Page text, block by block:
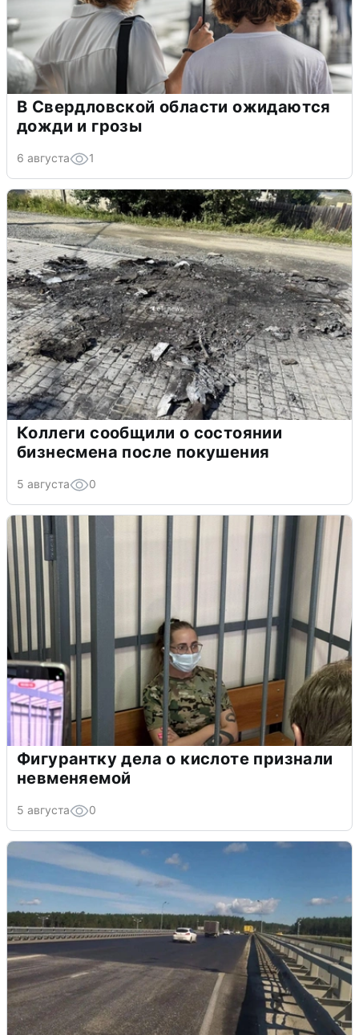
В Свердловской области ожидаются
дожди и грозы
6 августа 1
Коллеги сообщили о состоянии
бизнесмена после покушения
5 августа 0
Фигурантку дела о кислоте признали
невменяемой
5 августа 0